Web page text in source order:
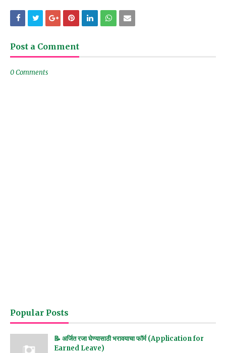
Post a Comment
0 Comments
Popular Posts
📝 अर्जित रजा घेण्यासाठी भरावयाचा फॉर्म (Application for
Earned Leave)